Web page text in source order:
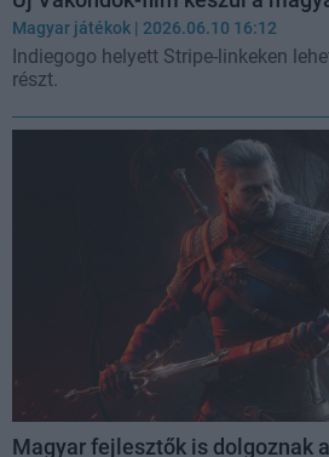
Magyar játékok | 2026.06.10 16:12
Indiegogo helyett Stripe-linkeken
részt.
Magyar fejlesztők is dolgoznak